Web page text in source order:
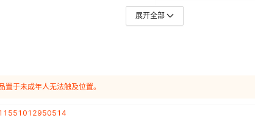
热卖月份
展开全部
于未成年人无法触及位置。